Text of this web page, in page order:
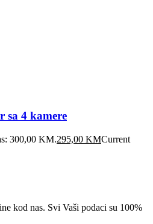
sa 4 kamere
300,00 KM.295,00 KMCurrent
kod nas. Svi Vaši podaci su 100%